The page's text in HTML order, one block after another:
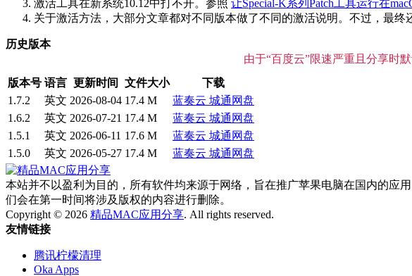
激活工具在新系统10.12中打不开。参照 让Special-K系列Patch工具运行在
关于激活方法，大部分文章都对不同版本做了不同的激活说明。不过，最终
历史版本
由于“百度云”限速严重且分享时
版本号 语言 更新时间 文件大小
下载
1.7.2
英文 2026-08-04 17.4 M 蓝奏云 城通网盘
1.6.2
英文 2026-07-21 17.4 M 蓝奏云 城通网盘
1.5.1
英文 2026-06-11 17.6 M 蓝奏云 城通网盘
1.5.0
英文 2026-05-27 17.4 M 蓝奏云 城通网盘
本站并不以盈利为目的，所有软件均来源于网络，旨在推广苹果电脑在国内的应
们会在第一时间将涉及版权的内容进行删除。
Copyright © 2026 精品MAC应用分享. All rights reserved.
友情链接
腾讯柠檬清理
Oka Apps